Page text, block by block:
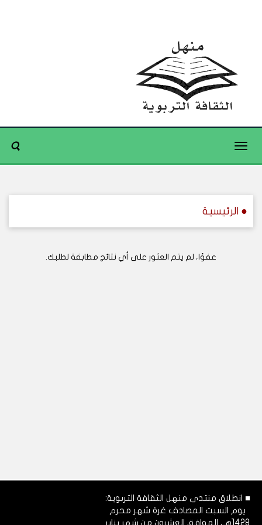
Toggle
● الرئيسية
عفوًا، لم يتم العثور على أي نتائج مطابقة لطلبك.
■ انطلاق منتدى منهل الثقافة التربوية:
يوم السبت المصادف غرة شهر محرم
1428هـ، الموافق العشرون من شهر يناير